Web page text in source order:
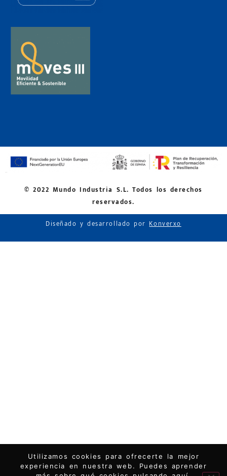
© 2022 Mundo Industria S.L. Todos los derechos
reservados.
Diseñado y desarrollado porKonverxo
Utilizamos cookies para ofrecerte la mejor
experiencia en nuestra web. Puedes aprender